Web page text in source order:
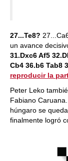
27...Te8?
un avance
31.Dxc6 Af5
Cb4 36.b6 Tab8
reproducir la
Peter Leko
Fabiano
húngaro se
finalmente logró